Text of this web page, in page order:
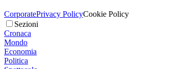
CorporatePrivacy PolicyCookie Policy
Sezioni
Cronaca
Mondo
Economia
Politica